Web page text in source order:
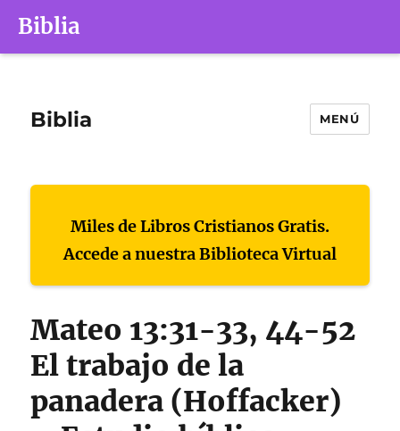
Biblia
Biblia MENÚ
Miles de Libros Cristianos Gratis.
Accede a nuestra Biblioteca Virtual
Mateo 13:31-33, 44-52
El trabajo de la
panadera (Hoffacker)